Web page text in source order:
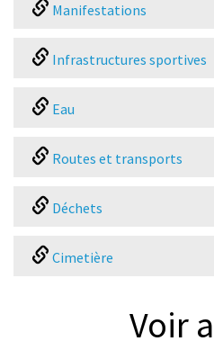
Manifestations
Infrastructures sportives
Eau
Routes et transports
Déchets
Cimetière
Voir